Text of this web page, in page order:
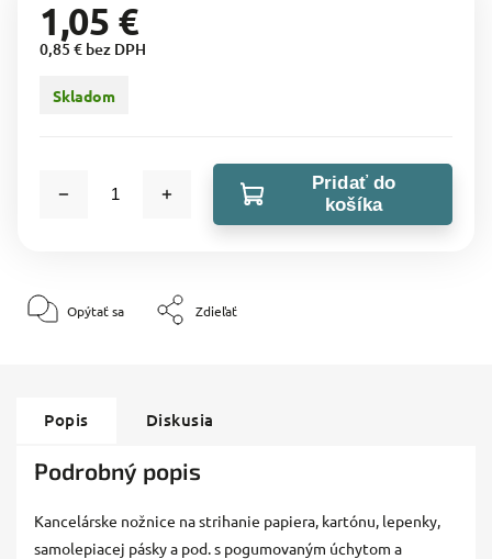
1,05 €
0,85 € bez DPH
Skladom
Pridať do
košíka
Opýtať sa Zdieľať
Popis Diskusia
Podrobný popis
Kancelárske nožnice na strihanie papiera, kartónu, lepenky,
samolepiacej pásky a pod. s pogumovaným úchytom a